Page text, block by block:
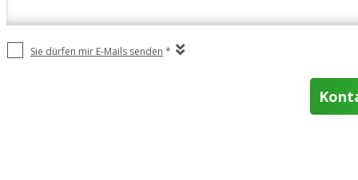
Sie dürfen mir E-Mails senden *